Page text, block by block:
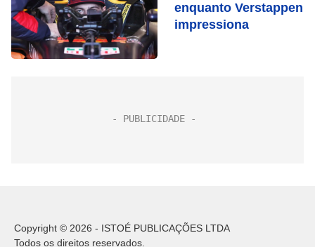
enquanto Verstappen
impressiona
Copyright © 2026 - ISTOÉ PUBLICAÇÕES LTDA
Todos os direitos reservados.